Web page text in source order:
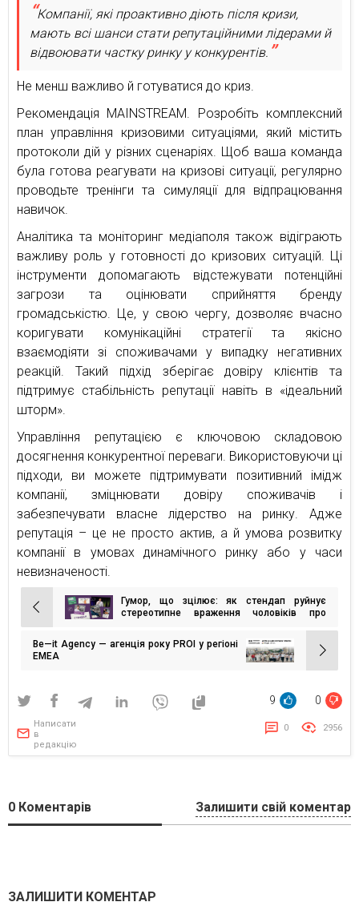
Компанії, які проактивно діють після кризи,
мають всі шанси стати репутаційними лідерами й
відвоювати частку ринку у конкурентів.
Не менш важливо й готуватися до криз.
Рекомендація MAINSTREAM. Розробіть комплексний
план управління кризовими ситуаціями, який містить
протоколи дій у різних сценаріях. Щоб ваша команда
була готова реагувати на кризові ситуації, регулярно
проводьте тренінги та симуляції для відпрацювання
навичок.
Аналітика та моніторинг медіаполя також відіграють
важливу роль у готовності до кризових ситуацій. Ці
інструменти допомагають відстежувати потенційні
загрози та оцінювати сприйняття бренду
громадськістю. Це, у свою чергу, дозволяє вчасно
коригувати комунікаційні стратегії та якісно
взаємодіяти зі споживачами у випадку негативних
реакцій. Такий підхід зберігає довіру клієнтів та
підтримує стабільність репутації навіть в «ідеальний
шторм».
Управління репутацією є ключовою складовою
досягнення конкурентної переваги. Використовуючи ці
підходи, ви можете підтримувати позитивний імідж
компанії, зміцнювати довіру споживачів і
забезпечувати власне лідерство на ринку. Адже
репутація – це не просто актив, а й умова розвитку
компанії в умовах динамічного ринку або у часи
невизначеності.
Навігація
записів
Гумор, що зцілює: як стендап руйнує
стереотипне враження чоловіків про
Be—it Agency — агенція року PROI у регіоні
EMEA
9 0
Написати
в
редакцію
0 2956
0 Коментарів Залишити свій коментар
ЗАЛИШИТИ КОМЕНТАР